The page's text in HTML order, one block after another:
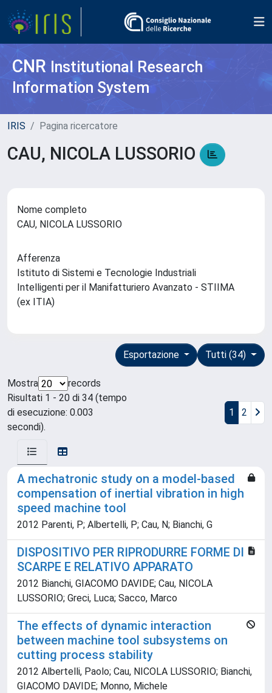
CNR Institutional Research
Information System
IRIS Pagina ricercatore
CAU, NICOLA LUSSORIO
Nome completo
CAU, NICOLA LUSSORIO
Afferenza
Istituto di Sistemi e Tecnologie Industriali
Intelligenti per il Manifatturiero Avanzato - STIIMA
(ex ITIA)
Tutti (34)
Esportazione
Mostra
records
Risultati 1 - 20 di 34 (tempo
di esecuzione: 0.003
secondi).
1 2
A mechatronic study on a model-based
compensation of inertial vibration in high
speed machine tool
2012 Parenti, P; Albertelli, P; Cau, N; Bianchi, G
DISPOSITIVO PER RIPRODURRE FORME DI
SCARPE E RELATIVO APPARATO
2012 Bianchi, GIACOMO DAVIDE; Cau, NICOLA
LUSSORIO; Greci, Luca; Sacco, Marco
The effects of dynamic interaction
between machine tool subsystems on
cutting process stability
2012 Albertelli, Paolo; Cau, NICOLA LUSSORIO; Bianchi,
GIACOMO DAVIDE; Monno, Michele